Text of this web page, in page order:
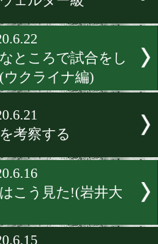
ット 女子情報
のウェルター級
んなところで試合
た(ウクライナ編)
ーを考察する